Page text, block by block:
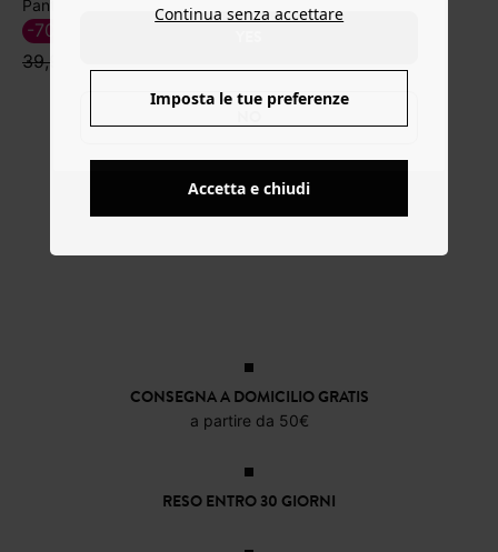
39,99 €
-70%
CONSEGNA A DOMICILIO GRATIS
a partire da 50€
RESO ENTRO 30 GIORNI
Continua senza accettare
Imposta le tue preferenze
Accetta e chiudi